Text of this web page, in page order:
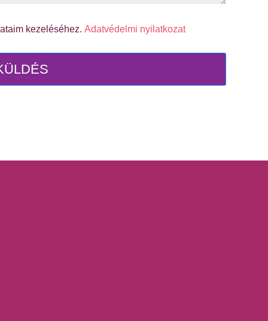
kezeléséhez. Adatvédelmi nyilatkozat